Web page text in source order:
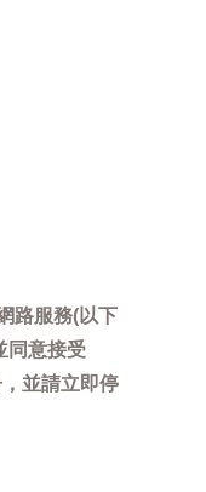
路服務(以下
同意接受
並請立即停